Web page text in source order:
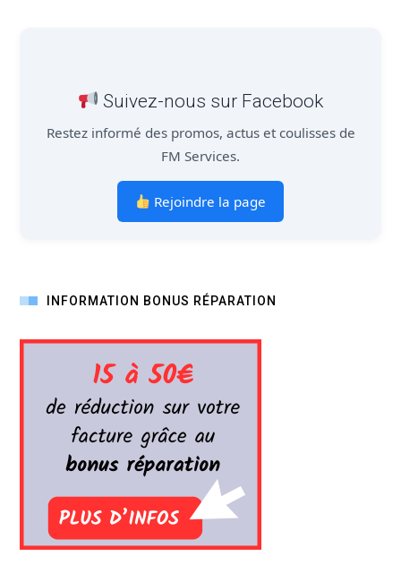
Suivez-nous sur Facebook
Restez informé des promos, actus et coulisses de
FM Services.
Rejoindre la page
INFORMATION BONUS RÉPARATION